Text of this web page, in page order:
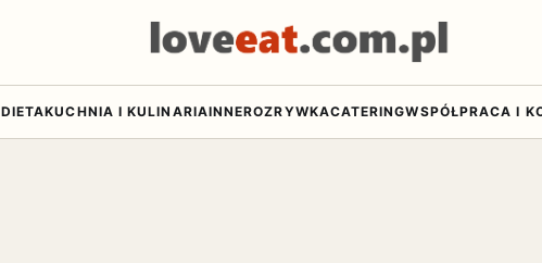
DIETAKUCHNIA I KULINARIAINNEROZRYWKACATERINGWSPÓŁPRACA I